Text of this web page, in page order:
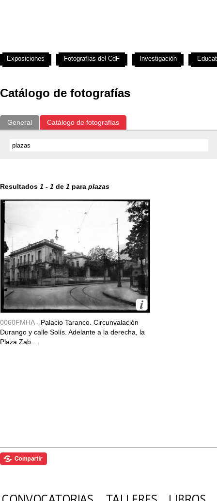
Catálogo de fotografías
General Catálogo de fotografías
Resultados 1 - 1 de 1 para plazas
0060FMHA - Palacio Taranco. Circunvalación
Durango y calle Solís. Adelante a la derecha, la
Plaza Zab...
Exposiciones Fotografías del CdF Investigación